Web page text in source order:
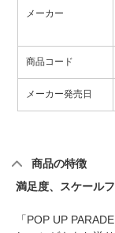
メーカー
商品コード
メーカー発売日
商品の特徴
満足度、スケール
「POP UP